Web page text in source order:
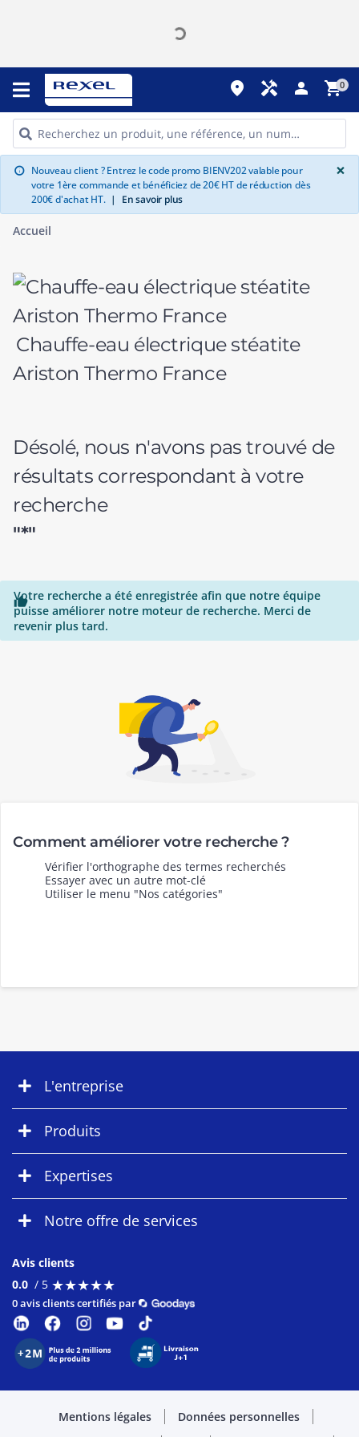
place handyman person shopping_cart0
info Nouveau client ? Entrez le code promo BIENV202 valable pour
votre 1ère commande et bénéficiez de 20€ HT de réduction dès
200€ d'achat HT. | En savoir plus
×
Accueil
Chauffe-eau électrique stéatite
Ariston Thermo France
Désolé, nous n'avons pas trouvé de
résultats correspondant à votre
recherche
"*"

Votre recherche a été enregistrée afin que notre équipe
puisse améliorer notre moteur de recherche. Merci de
revenir plus tard.
Comment améliorer votre recherche ?
Vérifier l'orthographe des termes recherchés
Essayer avec un autre mot-clé
Utiliser le menu "Nos catégories"
L'entreprise
Produits
Expertises
Notre offre de services
Avis clients
0.0 / 5 ★★★★★
★★★★★
0 avis clients certifiés par
Mentions légales
Données personnelles